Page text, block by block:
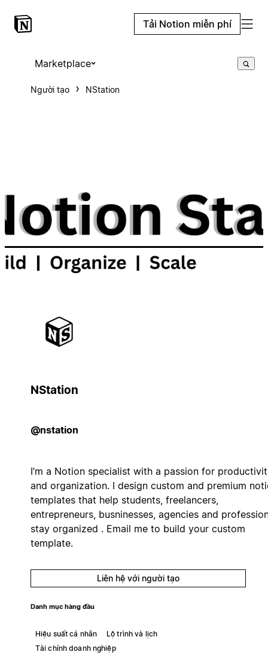
Tải Notion miễn phí
Marketplace
Người tạo NStation
NStation
@nstation
I’m a Notion specialist with a passion for
and organization. I design custom and premium
templates that help students, freelancers,
entrepreneurs, busninesses, agencies and
stay organized . Email me to build your custom
template.
Liên hệ với người tạo
Danh mục hàng đầu
Hiệu suất cá nhân
Lộ trình và lịch
Tài chính doanh nghiệp